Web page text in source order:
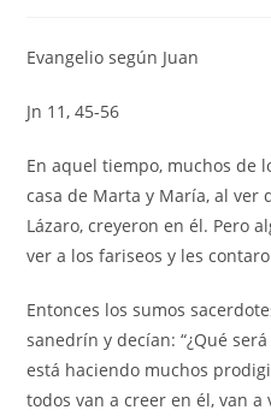
entrada:
entrada:
Evangelio según Juan
Jn 11, 45-56
En aquel tiempo, muchos de
casa de Marta y María, al ver
Lázaro, creyeron en él. Pero
ver a los fariseos y les
Entonces los sumos
sanedrín y decían: “¿Qué
está haciendo muchos
todos van a creer en él, van